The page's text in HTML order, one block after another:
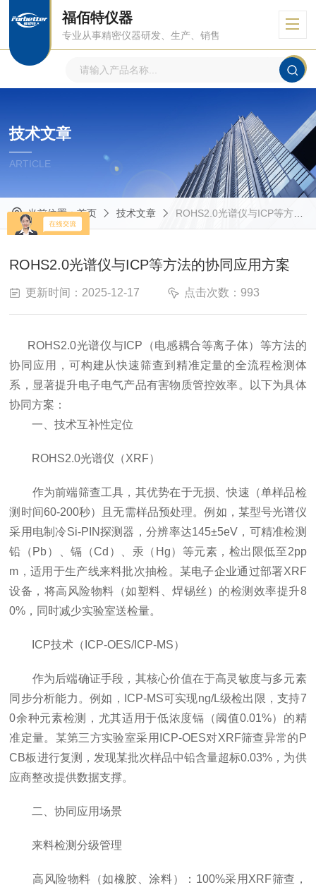
福佰特仪器
专业从事精密仪器研发、生产、销售
技术文章
ARTICLE
当前位置：首页 技术文章 ROHS2.0光谱仪与ICP等方法的协同应用方案
ROHS2.0光谱仪与ICP等方法的协同应用方案
更新时间：2025-12-17 点击次数：993
ROHS2.0光谱仪与ICP（电感耦合等离子体）等方法的
协同应用，可构建从快速筛查到精准定量的全流程检测体
系，显著提升电子电气产品有害物质管控效率。以下为具体
协同方案：
一、技术互补性定位
ROHS2.0光谱仪（XRF）
作为前端筛查工具，其优势在于无损、快速（单样品检
测时间60-200秒）且无需样品预处理。例如，某型号光谱仪
采用电制冷Si-PIN探测器，分辨率达145±5eV，可精准检测
铅（Pb）、镉（Cd）、汞（Hg）等元素，检出限低至2pp
m，适用于生产线来料批次抽检。某电子企业通过部署XRF
设备，将高风险物料（如塑料、焊锡丝）的检测效率提升8
0%，同时减少实验室送检量。
ICP技术（ICP-OES/ICP-MS）
作为后端确证手段，其核心价值在于高灵敏度与多元素
同步分析能力。例如，ICP-MS可实现ng/L级检出限，支持7
0余种元素检测，尤其适用于低浓度镉（阈值0.01%）的精
准定量。某第三方实验室采用ICP-OES对XRF筛查异常的P
CB板进行复测，发现某批次样品中铅含量超标0.03%，为供
应商整改提供数据支撑。
二、协同应用场景
来料检测分级管理
高风险物料（如橡胶、涂料）：100%采用XRF筛查，